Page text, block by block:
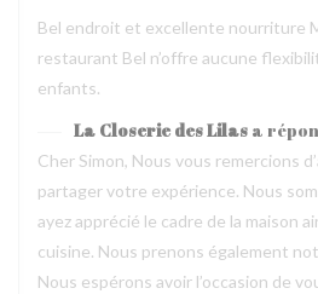
Bel endroit et excellente nourriture
restaurant Bel n’offre aucune
enfants.
La Closerie des Lilas a
Cher Simon, Nous vous remercions
partager votre expérience. Nous
ayez apprécié le cadre de la maison
cuisine. Nous prenons également
Nous espérons avoir l’occasion de